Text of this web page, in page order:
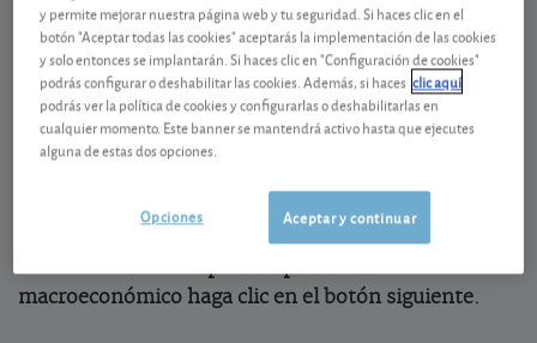
El INE (Instituto Nacional de Estadística) adelantó el
dato deinflaciónque ha de confirmar el próximo día
13. Solo en el mes de junio los precios subieron un
1,8%, algo que no hace mucho se tardaba todo un
año en alcanzar.
Para conocer al completo el panorama
macroeconómico haga clic en el botón siguiente.
y permite mejorar nuestra página web y tu seguridad. Si haces clic en el
botón "Aceptar todas las cookies" aceptarás la implementación de las cookies
y solo entonces se implantarán. Si haces clic en "Configuración de cookies"
podrás configurar o deshabilitar las cookies. Además, si haces clic aquí
podrás ver la política de cookies y configurarlas o deshabilitarlas en
cualquier momento. Este banner se mantendrá activo hasta que ejecutes
alguna de estas dos opciones.
Aceptar y continuar
Opciones